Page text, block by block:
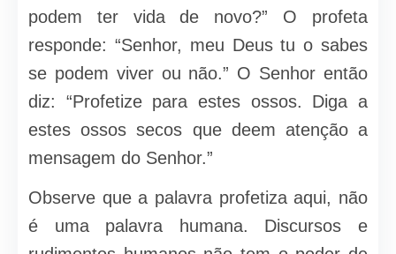
podem ter vida de novo?” O profeta
responde: “Senhor, meu Deus tu o sabes
se podem viver ou não.” O Senhor então
diz: “Profetize para estes ossos. Diga a
estes ossos secos que deem atenção a
mensagem do Senhor.”
Observe que a palavra profetiza aqui, não
é uma palavra humana. Discursos e